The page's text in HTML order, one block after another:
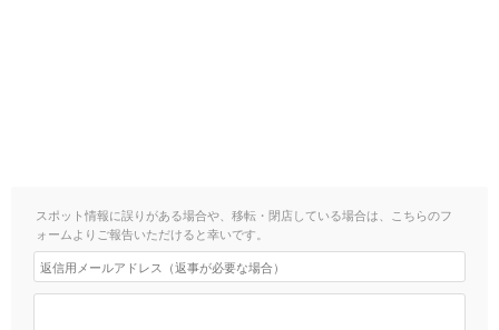
スポット情報に誤りがある場合や、移転・閉店している場合は、こちらのフ
ォームよりご報告いただけると幸いです。